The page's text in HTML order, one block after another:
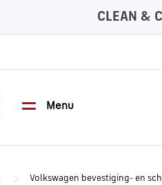
CLEAN &
Menu
Volkswagen bevestiging- en